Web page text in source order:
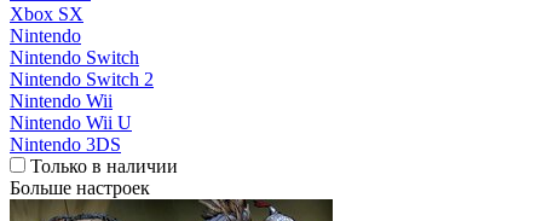
Xbox SX
Nintendo
Nintendo Switch
Nintendo Switch 2
Nintendo Wii
Nintendo Wii U
Nintendo 3DS
Только в наличии
Больше настроек